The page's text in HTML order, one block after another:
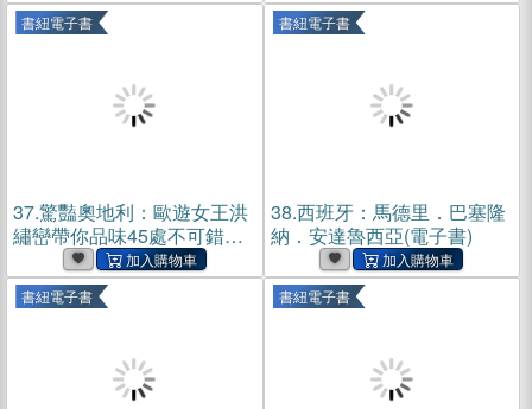
書紐電子書
37.驚豔奧地利：歐遊女王洪
繡巒帶你品味45處不可錯過
的名勝，美饌美酒、古蹟文
化、雪景溫泉，領略歐陸四
季之美、節慶、工藝與人文
書紐電子書
38.西班牙：馬德里．巴塞隆
納．安達魯西亞(電子書)
書紐電子書 書紐電子書